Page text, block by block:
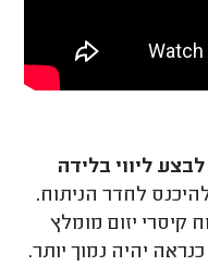
ליווי בלידה
לחדר הניתוח.
קיסרי יזום מומלץ
יהיה נמוך יותר.